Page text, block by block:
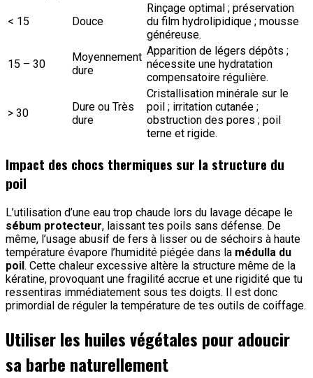
< 15 Douce
Rinçage optimal ; préservation
du film hydrolipidique ; mousse
généreuse.
15 – 30
Moyennement
dure
Apparition de légers dépôts ;
nécessite une hydratation
compensatoire régulière.
> 30
Dure ou Très
dure
Cristallisation minérale sur le
poil ; irritation cutanée ;
obstruction des pores ; poil
terne et rigide.
Impact des chocs thermiques sur la structure du
poil
L’utilisation d’une eau trop chaude lors du lavage décape le
sébum protecteur, laissant tes poils sans défense. De
même, l’usage abusif de fers à lisser ou de séchoirs à haute
température évapore l’humidité piégée dans la médulla du
poil . Cette chaleur excessive altère la structure même de la
kératine, provoquant une fragilité accrue et une rigidité que tu
ressentiras immédiatement sous tes doigts. Il est donc
primordial de réguler la température de tes outils de coiffage.
Utiliser les huiles végétales pour adoucir
sa barbe naturellement